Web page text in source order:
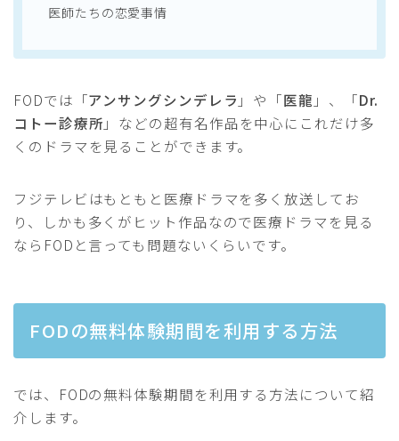
医師たちの恋愛事情
FODでは「アンサングシンデレラ 」や「医龍 」、「Dr.
コトー診療所 」などの超有名作品を中心にこれだけ多
くのドラマを見ることができます。
フジテレビはもともと医療ドラマを多く放送してお
り、しかも多くがヒット作品なので医療ドラマを見る
ならFODと言っても問題ないくらいです。
FODの無料体験期間を利用する方法
では、FODの無料体験期間を利用する方法について紹
介します。